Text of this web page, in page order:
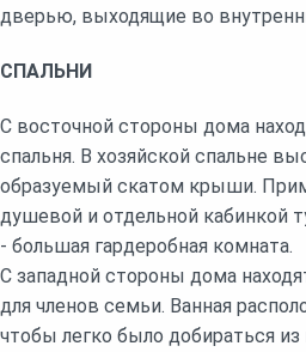
дверью, выходящие во
СПАЛЬНИ
С восточной стороны дома
спальня. В хозяйской спальне
образуемый скатом крыши.
душевой и отдельной кабинкой
- большая гардеробная комната.
С западной стороны дома
для членов семьи. Ванная
чтобы легко было добираться